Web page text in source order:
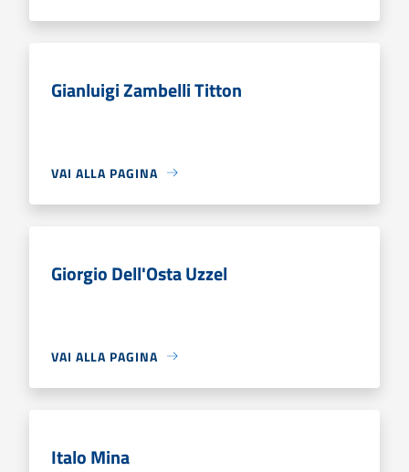
Gianluigi Zambelli Titton
VAI ALLA PAGINA
Giorgio Dell'Osta Uzzel
VAI ALLA PAGINA
Italo Mina